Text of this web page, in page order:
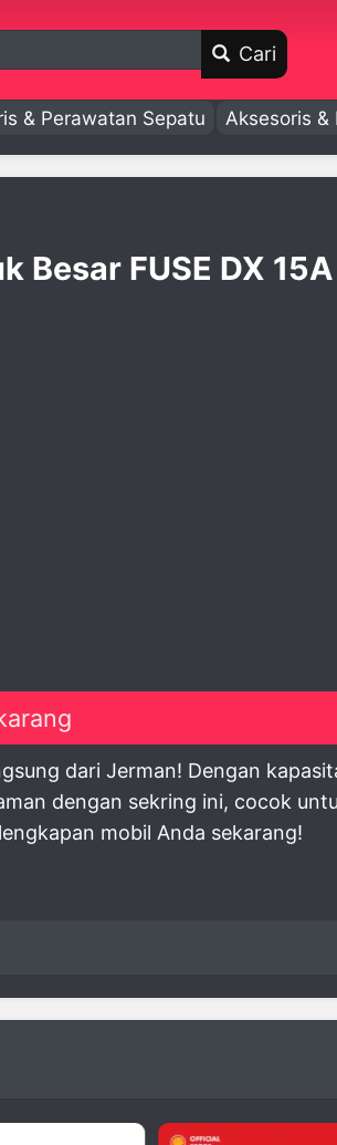
Cari
& Perawatan Sepatu Aksesoris
Besar FUSE DX
dari Jerman! Dengan
dengan sekring ini, cocok
mobil Anda sekarang!